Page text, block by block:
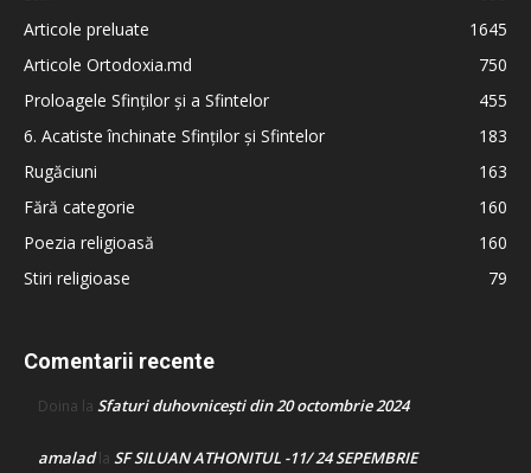
Articole preluate
1645
Articole Ortodoxia.md
750
Proloagele Sfinților și a Sfintelor
455
6. Acatiste închinate Sfinților și Sfintelor
183
Rugăciuni
163
Fără categorie
160
Poezia religioasă
160
Stiri religioase
79
Comentarii recente
Doina la Sfaturi duhovnicești din 20 octombrie 2024
amaladla SF SILUAN ATHONITUL -11/ 24 SEPEMBRIE